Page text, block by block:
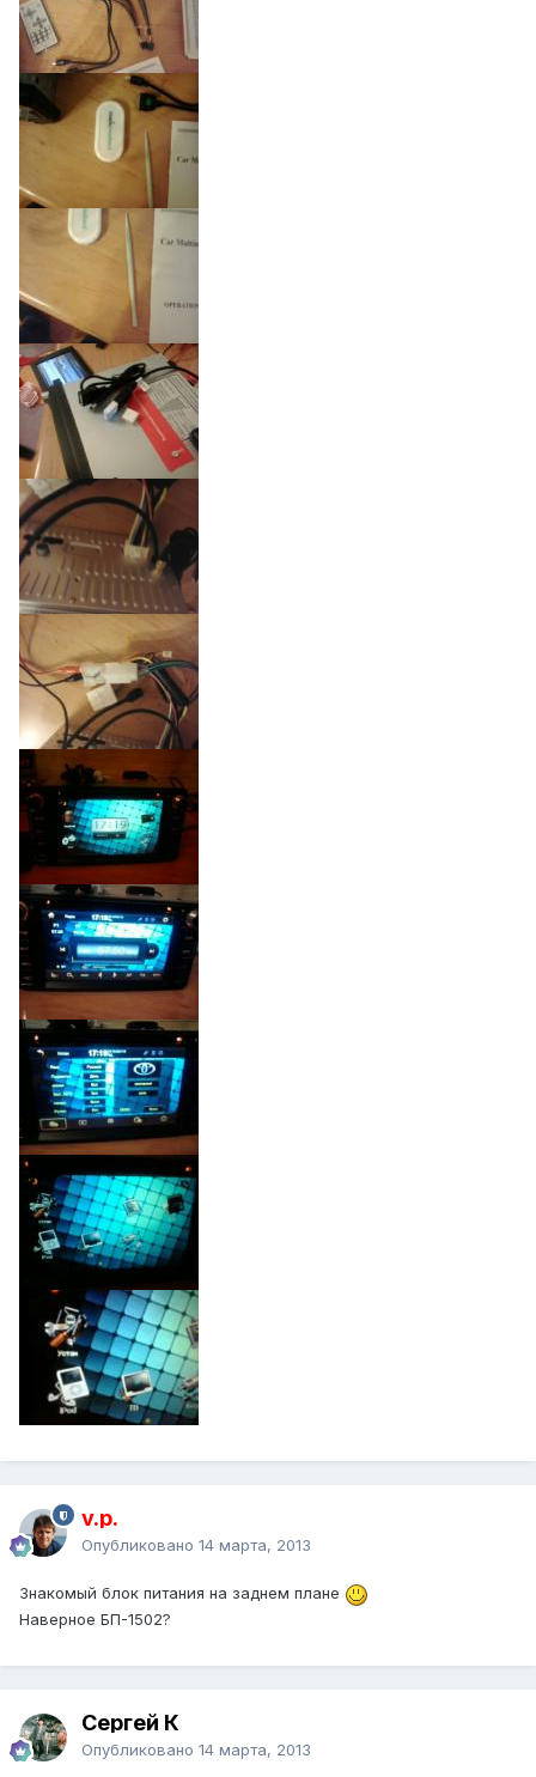
v.p.
Опубликовано 14 марта, 2013
Знакомый блок питания на заднем плане
Наверное БП-1502?
Сергей К
Опубликовано 14 марта, 2013